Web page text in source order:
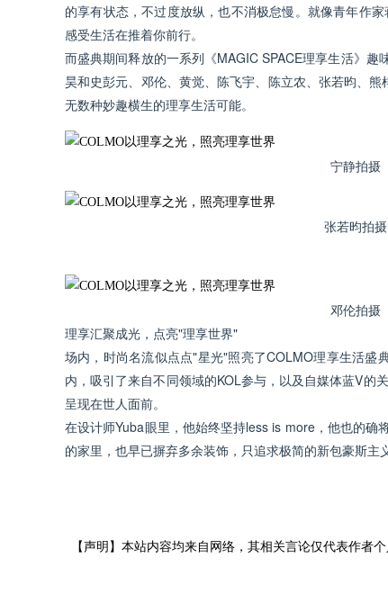
的享有状态，不过度放纵，也不消极怠慢。就像青年作
感受生活在推着你前行。
而盛典期间释放的一系列《MAGIC SPACE理享生活》
昊和史彭元、邓伦、黄觉、陈飞宇、陈立农、张若昀、
无数种妙趣横生的理享生活可能。
宁静拍摄
张若昀拍
邓伦拍摄
理享汇聚成光，点亮"理享世界"
场内，时尚名流似点点"星光"照亮了COLMO理享生活盛
内，吸引了来自不同领域的KOL参与，以及自媒体蓝V的
呈现在世人面前。
在设计师Yuba眼里，他始终坚持less is more，他也的
的家里，也早已摒弃多余装饰，只追求极简的新包豪斯主
【声明】本站内容均来自网络，其相关言论仅代表作者